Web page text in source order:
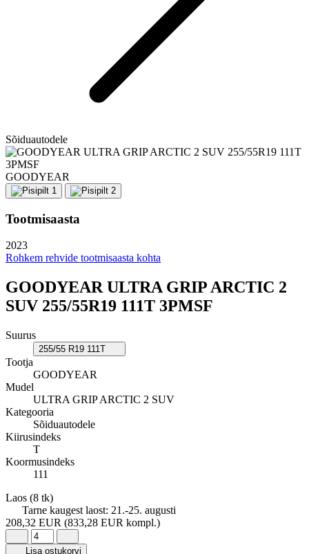
Sõiduautodele
GOODYEAR
Tootmisaasta
2023
Rohkem rehvide tootmisaasta kohta
GOODYEAR ULTRA GRIP ARCTIC 2
SUV 255/55R19 111T 3PMSF
Suurus
255/55 R19 111T
Tootja
GOODYEAR
Mudel
ULTRA GRIP ARCTIC 2 SUV
Kategooria
Sõiduautodele
Kiirusindeks
T
Koormusindeks
111
Laos (8 tk)
Tarne kaugest laost: 21.-25. augusti
208,32 EUR (833,28 EUR kompl.)
Lisa ostukorvi